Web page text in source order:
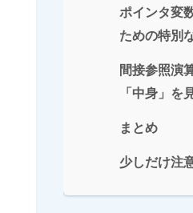
ポインタ変
ための特別
間接参照演
「中身」を
まとめ
少しだけ注